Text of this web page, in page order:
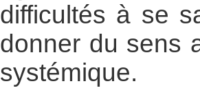
difficultés à se
donner du sens
systémique.